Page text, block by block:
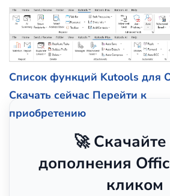
Список функций Kutools для
Скачать сейчас Перейти к
приобретению
🚀 Скачайте
дополнения
кликом